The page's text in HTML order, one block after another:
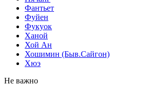
Фантьет
Фуйен
Фукуок
Ханой
Хой Ан
Хошимин (Быв.Сайгон)
Хюэ
Не важно